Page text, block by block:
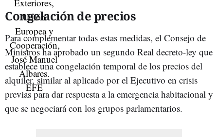
Congelación de precios
Para complementar todas estas medidas, el Consejo de
Ministros ha aprobado un segundo Real decreto-ley que
establece una congelación temporal de los precios del
alquiler, similar al aplicado por el Ejecutivo en crisis
previas para dar respuesta a la emergencia habitacional y
que se negociará con los grupos parlamentarios.